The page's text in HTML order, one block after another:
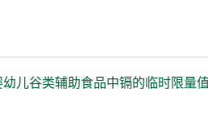
儿谷类辅助食品中镉的临时限量